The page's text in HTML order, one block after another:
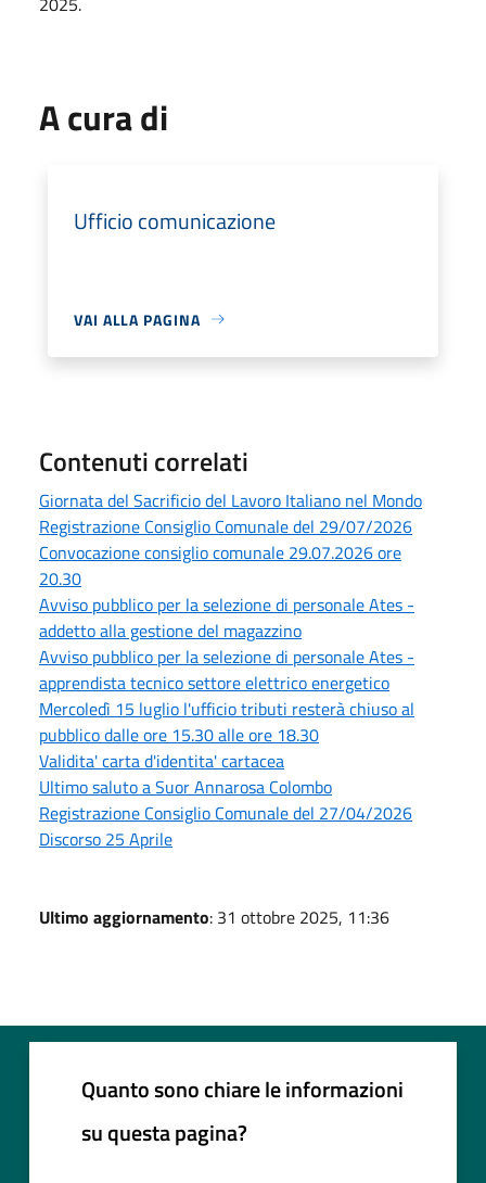
A cura di
Ufficio comunicazione
VAI ALLA PAGINA
Contenuti correlati
Giornata del Sacrificio del Lavoro Italiano nel Mondo
Registrazione Consiglio Comunale del 29/07/2026
Convocazione consiglio comunale 29.07.2026 ore
20.30
Avviso pubblico per la selezione di personale Ates -
addetto alla gestione del magazzino
Avviso pubblico per la selezione di personale Ates -
apprendista tecnico settore elettrico energetico
Mercoledì 15 luglio l'ufficio tributi resterà chiuso al
pubblico dalle ore 15.30 alle ore 18.30
Validita' carta d'identita' cartacea
Ultimo saluto a Suor Annarosa Colombo
Registrazione Consiglio Comunale del 27/04/2026
Discorso 25 Aprile
Ultimo aggiornamento: 31 ottobre 2025, 11:36
Quanto sono chiare le informazioni
su questa pagina?